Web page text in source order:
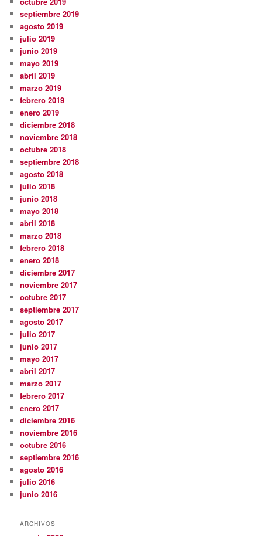
septiembre 2019
agosto 2019
julio 2019
junio 2019
mayo 2019
abril 2019
marzo 2019
febrero 2019
enero 2019
diciembre 2018
noviembre 2018
octubre 2018
septiembre 2018
agosto 2018
julio 2018
junio 2018
mayo 2018
abril 2018
marzo 2018
febrero 2018
enero 2018
diciembre 2017
noviembre 2017
octubre 2017
septiembre 2017
agosto 2017
julio 2017
junio 2017
mayo 2017
abril 2017
marzo 2017
febrero 2017
enero 2017
diciembre 2016
noviembre 2016
octubre 2016
septiembre 2016
agosto 2016
julio 2016
junio 2016
ARCHIVOS